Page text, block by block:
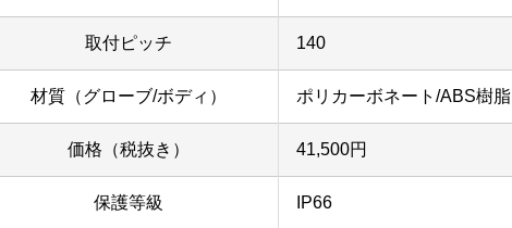
取付ピッチ 140
材質（グローブ/ボディ） ポリカーボネート/ABS樹脂
価格（税抜き） 41,500円
保護等級 IP66